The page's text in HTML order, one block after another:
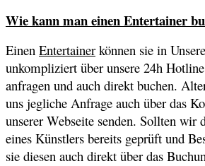
Wie kann man einen Entertainer
Einen Entertainer können sie in
unkompliziert über unsere 24h
anfragen und auch direkt buchen.
uns jegliche Anfrage auch über das
unserer Webseite senden. Sollten wir
eines Künstlers bereits geprüft und
sie diesen auch direkt über das